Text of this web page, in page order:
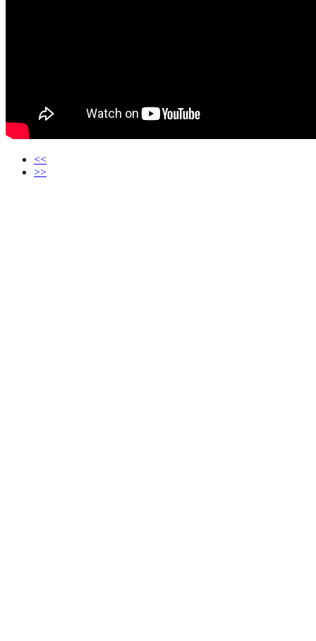
<<
>>